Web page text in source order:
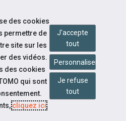
des cookies
permettre de
site sur les
des vidéos.
des cookies
qui sont
cliquez ici.
J'accepte
tout
Personnaliser
Je refuse
tout